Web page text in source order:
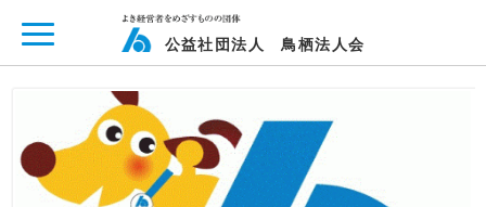
公益社団法人 鳥栖法人会